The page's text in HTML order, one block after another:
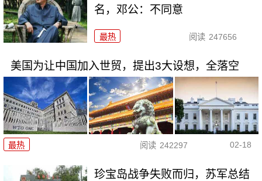
名，邓公：不同意
最热 阅读 247656
美国为让中国加入世贸，提出3大设想，全落空
最热 阅读 242297 02-18
珍宝岛战争失败而归，苏军总结